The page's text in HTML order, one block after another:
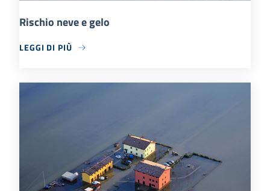
Rischio neve e gelo
LEGGI DI PIÙ